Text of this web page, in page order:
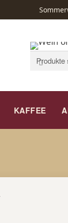
Suchen
nach:
Suchen
KAFFEE